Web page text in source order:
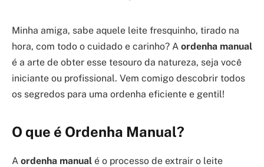
Minha amiga, sabe aquele leite fresquinho, tirado na
hora, com todo o cuidado e carinho? A ordenha manual
é a arte de obter esse tesouro da natureza, seja você
iniciante ou profissional. Vem comigo descobrir todos
os segredos para uma ordenha eficiente e gentil!
O que é Ordenha Manual?
A ordenha manual é o processo de extrair o leite